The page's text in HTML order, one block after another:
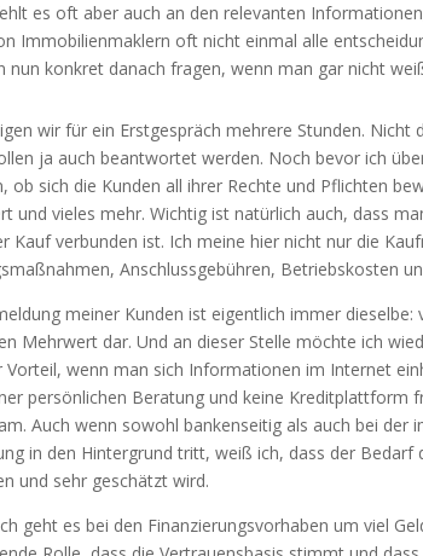
es oft aber auch an den relevanten
Immobilienmaklern oft nicht einmal alle
nun konkret danach fragen, wenn man gar nicht
wir für ein Erstgespräch mehrere Stunden.
ja auch beantwortet werden. Noch bevor ich
ob sich die Kunden all ihrer Rechte und Pflichten
und vieles mehr. Wichtig ist natürlich auch, dass
Kauf verbunden ist. Ich meine hier nicht nur die
Anschlussgebühren, Betriebskosten
meiner Kunden ist eigentlich immer
Mehrwert dar. Und an dieser Stelle möchte ich
Vorteil, wenn man sich Informationen im Internet
persönlichen Beratung und keine
Auch wenn sowohl bankenseitig als auch bei der
in den Hintergrund tritt, weiß ich, dass der
und sehr geschätzt wird.
geht es bei den Finanzierungsvorhaben um viel